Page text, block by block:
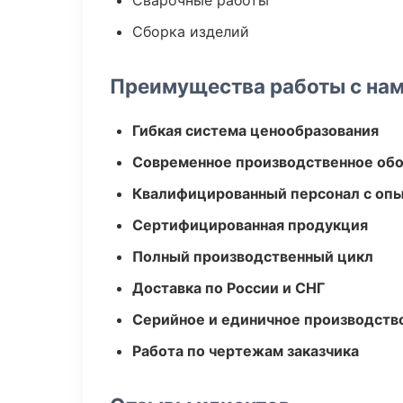
Сборка изделий
Преимущества работы с
Гибкая система ценообразования
Современное производственное
Квалифицированный персонал с
Сертифицированная продукция
Полный производственный цикл
Доставка по России и СНГ
Серийное и единичное
Работа по чертежам заказчика